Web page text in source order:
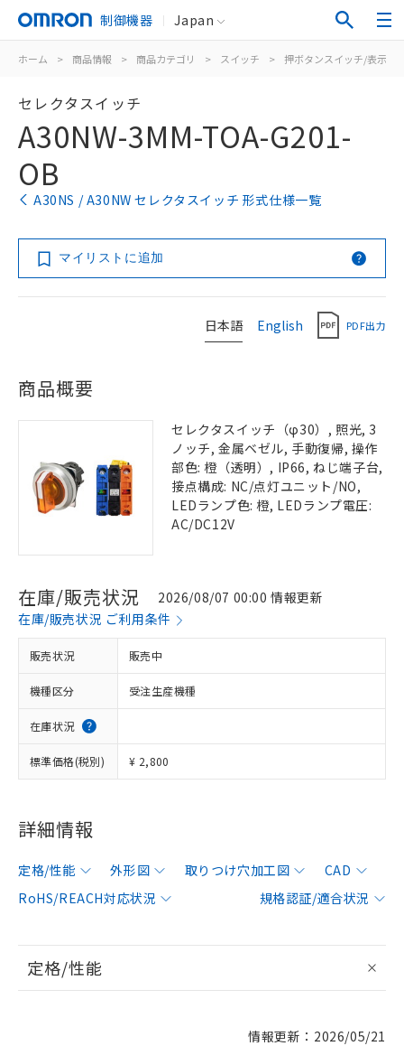
制御機器 Japan
ホーム > 商品情報 > 商品カテゴリ > スイッチ > 押ボタンスイッチ/表示灯
セレクタスイッチ
A30NW-3MM-TOA-G201-
OB
A30NS / A30NW セレクタスイッチ 形式仕様一覧
マイリストに追加
日本語 English PDF出力
商品概要
セレクタスイッチ（φ30）, 照光, 3
ノッチ, 金属ベゼル, 手動復帰, 操作
部色: 橙（透明）, IP66, ねじ端子台,
接点構成: NC/点灯ユニット/NO,
LEDランプ色: 橙, LEDランプ電圧:
AC/DC12V
在庫/販売状況
2026/08/07 00:00 情報更新
在庫/販売状況 ご利用条件
販売状況 販売中
機種区分 受注生産機種
在庫状況
標準価格(税別) ¥ 2,800
詳細情報
定格/性能 外形図 取りつけ穴加工図
CAD
RoHS/REACH対応状況
規格認証/適合状況
定格/性能
情報更新：2026/05/21